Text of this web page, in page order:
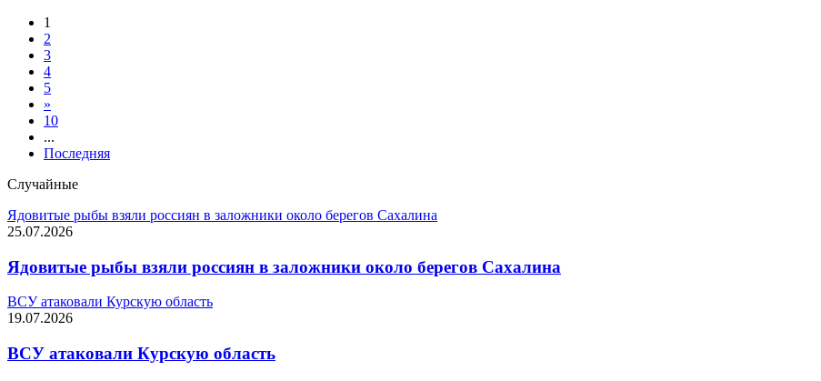
1
2
3
4
5
»
10
...
Последняя
Случайные
Ядовитые рыбы взяли россиян в заложники около берегов Сахалина
25.07.2026
Ядовитые рыбы взяли россиян в заложники около берегов Сахалина
ВСУ атаковали Курскую область
19.07.2026
ВСУ атаковали Курскую область